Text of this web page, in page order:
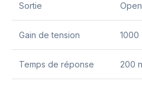
Sortie
Gain de tension 1000
Temps de réponse 200